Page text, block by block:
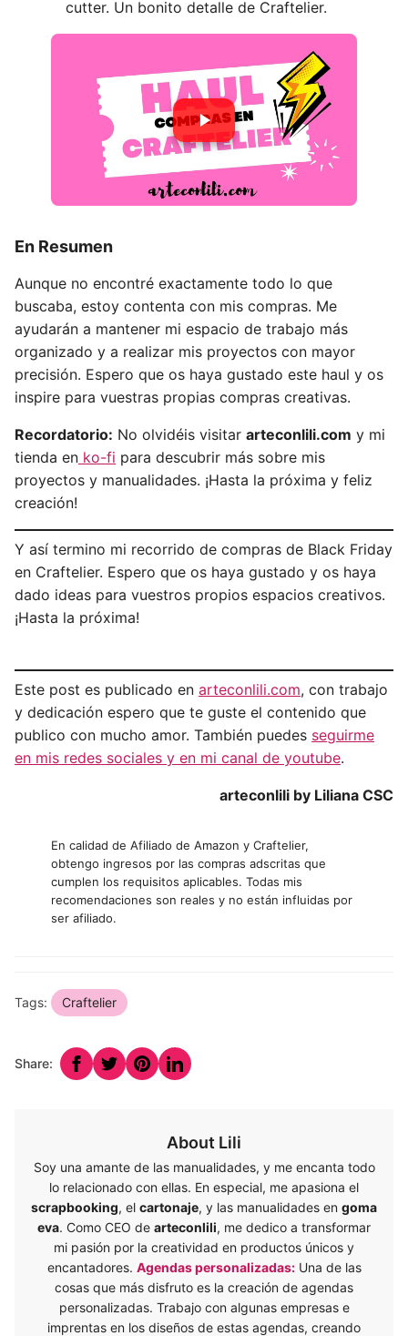
cutter. Un bonito detalle de Craftelier.
En Resumen
Aunque no encontré exactamente todo lo que
buscaba, estoy contenta con mis compras. Me
ayudarán a mantener mi espacio de trabajo más
organizado y a realizar mis proyectos con mayor
precisión. Espero que os haya gustado este haul y os
inspire para vuestras propias compras creativas.
Recordatorio: No olvidéis visitar arteconlili.com y mi
tienda en ko-fi para descubrir más sobre mis
proyectos y manualidades. ¡Hasta la próxima y feliz
creación!
Y así termino mi recorrido de compras de Black Friday
en Craftelier. Espero que os haya gustado y os haya
dado ideas para vuestros propios espacios creativos.
¡Hasta la próxima!
Este post es publicado en arteconlili.com, con trabajo
y dedicación espero que te guste el contenido que
publico con mucho amor. También puedes seguirme
en mis redes sociales y en mi canal de youtube.
arteconlili by Liliana CSC
En calidad de Afiliado de Amazon y Craftelier,
obtengo ingresos por las compras adscritas que
cumplen los requisitos aplicables. Todas mis
recomendaciones son reales y no están influidas por
ser afiliado.
Tags: Craftelier
Share:
About Lili
Soy una amante de las manualidades, y me encanta todo
lo relacionado con ellas. En especial, me apasiona el
scrapbooking, el cartonaje, y las manualidades en goma
eva. Como CEO de arteconlili, me dedico a transformar
mi pasión por la creatividad en productos únicos y
encantadores. Agendas personalizadas:Una de las
cosas que más disfruto es la creación de agendas
personalizadas. Trabajo con algunas empresas e
imprentas en los diseños de estas agendas, creando